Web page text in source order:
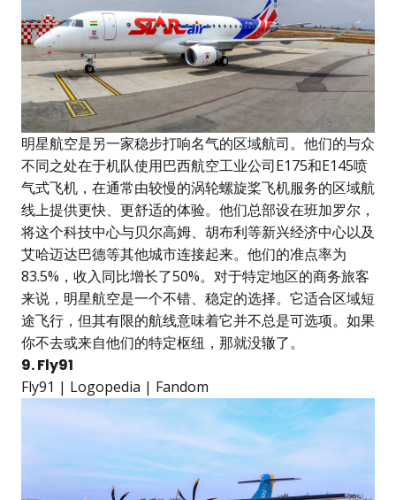
明星航空是另一家稳步打响名气的区域航司。他们的与众
不同之处在于机队使用巴西航空工业公司E175和E145喷
气式飞机，在通常由较慢的涡轮螺旋桨飞机服务的区域航
线上提供更快、更舒适的体验。他们总部设在班加罗尔，
将这个科技中心与贝尔高姆、胡布利等新兴经济中心以及
艾哈迈达巴德等其他城市连接起来。他们的准点率为
83.5%，收入同比增长了50%。对于特定地区的商务旅客
来说，明星航空是一个不错、稳定的选择。它适合区域短
途飞行，但其有限的航线意味着它并不总是可选项。如果
你不去或来自他们的特定枢纽，那就没辙了。
9. Fly91
Fly91 | Logopedia | Fandom